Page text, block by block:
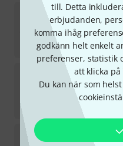
till. Detta
erbjudanden,
komma ihåg
godkänn helt enkelt
preferenser, statistik
att klicka på
Du kan när som
K&K Trinity
5
i lager
2 666kr
K&K Double
i lager
1 550
Dual